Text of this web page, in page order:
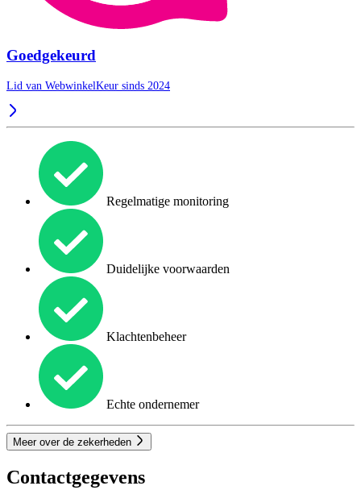
Goedgekeurd
Lid van WebwinkelKeur sinds 2024
Regelmatige monitoring
Duidelijke voorwaarden
Klachtenbeheer
Echte ondernemer
Meer over de zekerheden
Contactgegevens